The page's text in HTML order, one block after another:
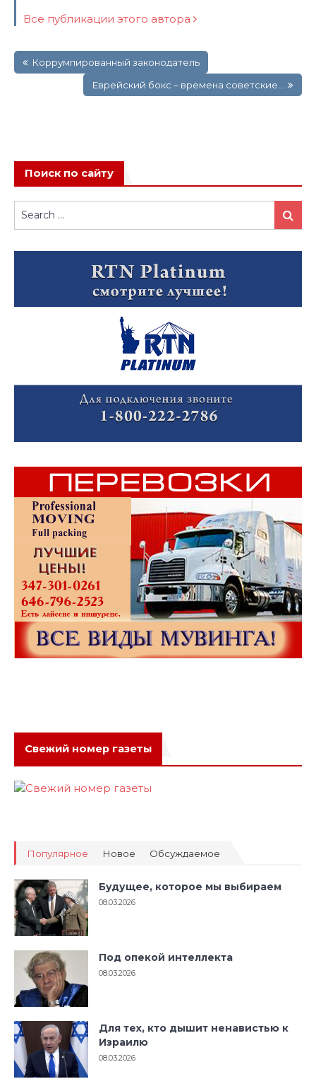
Все публикации этого автора
по Коррумпированный законодатель
Еврейский бокс – времена советские…
Поиск по сайту
Search
for:
Search
Свежий номер газеты
Популярное Новое Обсуждаемое
Будущее, которое мы выбираем
08.03.2026
Под опекой интеллекта
08.03.2026
Для тех, кто дышит ненавистью к
Израилю
08.03.2026